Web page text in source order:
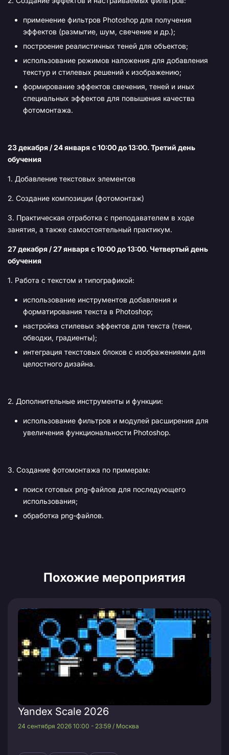
применение фильтров Photoshop для получения
эффектов (размытие, шум, свечение и др.);
построение реалистичных теней для объектов;
использование режимов наложения для добавления
текстур и стилевых решений к изображению;
формирование эффектов свечения, теней и иных
специальных эффектов для повышения качества
фотомонтажа.
23 декабря / 24 января с 10:00 до 13:00. Третий день
обучения
1. Добавление текстовых элементов
2. Создание композиции (фотомонтаж)
3. Практическая отработка с преподавателем в ходе
занятия, а также самостоятельный практикум.
27 декабря / 27 января с 10:00 до 13:00. Четвертый день
обучения
1. Работа с текстом и типографикой:
использование инструментов добавления и
форматирования текста в Photoshop;
настройка стилевых эффектов для текста (тени,
обводки, градиенты);
интеграция текстовых блоков с изображениями для
целостного дизайна.
2. Дополнительные инструменты и функции:
использование фильтров и модулей расширения для
увеличения функциональности Photoshop.
3. Создание фотомонтажа по примерам:
поиск готовых png-файлов для последующего
использования;
обработка png-файлов.
Похожие мероприятия
Yandex Scale 2026
24 сентября 2026 10:00 - 23:59 / Москва